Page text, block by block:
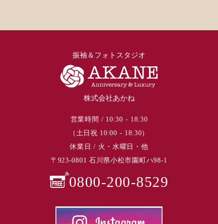
振袖＆フォトスタジオ
株式会社あかね
営業時間 / 10:30 - 18:30
（土日祝 10:00 - 18:30）
休業日 / 火・水曜日・他
〒923-0801 石川県小松市園町ハ98-1
0800-200-8529